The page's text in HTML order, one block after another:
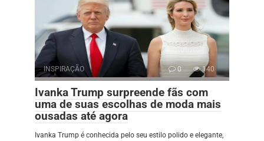
INSPIRAÇÃO 0 140
Ivanka Trump surpreende fãs com
uma de suas escolhas de moda mais
ousadas até agora
Ivanka Trump é conhecida pelo seu estilo polido e elegante,